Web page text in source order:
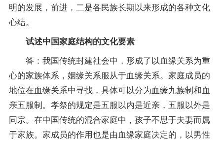
明的发展，前进，二是各民族长期以来形成的各种文化
心结。
试述中国家庭结构的文化要素
答：我国传统封建社会中，形成了以血缘关系为重
心的家族体系，姻缘关系服从于血缘关系。家庭成员的
地位在血缘关系中寻找，具体可以分为血缘九族制和血
亲五服制。孝祭的规定是五服以内是近亲，五服以外是
同宗。在中国传统的混合家庭中，孩子不思于夫妻而属
于家族。家成员的作用也是由血缘家庭决定的，以男性